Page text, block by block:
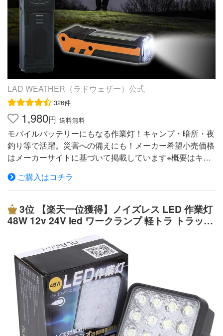
が可能です！ ●農業機械、建設機械、船舶、トラック荷台
等の作業時の備えに、交通整理に、事故救援に、工事現場
に、 倉庫照明にさまざまな場面で活躍できます！
お客様負担となりますのでご了承ください。 注意事項 ・
DC電源を使用しないでください。 ・完全防水ではありま
せん。台風などの強い風雨で使用すると、浸水するおそれ
があります。ご注意ください。 ・光源を直視しないでく
ださい。目を痛める場合があります。 ・LEDドライバー
ユニットが後部に納められていますが、固定されていない
為振るとカタカタと音がする場合ありますので ご了承願
います。（不良ではありません） ・商品は、モニターに
よって色合いが異なって見える場合があります。 ・仕
様・デザインは改良のため予告なく変更することがありま
す。 配送について 送料 無料 ※北海道・沖縄・離島等、一
部地域は別途中途料がかかります。 備考 ・あす楽の対象
エリアはこちらへ →【対象エリア】 ・配達地域や交通事
情等により、希望配達日時にお届けできない場合がござい
ます。あらかじめご了承ください。 ▼検索ワード LED投
光器 LED 投光器 投光機 ワークライト LEDチップ LED投
倉庫 船舶 トラック 荷台 防犯灯 駐車場灯 アウトドア ナイ
ター 多用途 省エネ 防水 10W 20W 30W 50W 75W 100W 1
50W 200W 300W 400W 敬老の日 母の日 父の日 ギフト 誕
生日 プレゼント 父の日ギフト 誕生日プレゼント 結婚祝い
福袋 メンズ レディース 男性 女性 あす楽 人気 おすすめ 送
料無料 WEIMALL GARAGECOLLECTION
LAD WEATHER（ラドウェザー）公式
326件
1,980円 送料無料
モバイルバッテリーにもなる作業灯！キャンプ・暗所・夜
釣り等で活躍。災害への備えにも！メーカー希望小売価格
はメーカーサイトに基づいて掲載しています※概要はキャ
超発光 400ルーメン LEDワークライト LAD WEATHERア
ウトドアブランドのラドウェザーから、マルチに使えるL
EDライトが誕生した。乾電池が不要の充電式なので、繰
り返し使えて経済的。更にモバイルバッテリーとしても機
能するので、スマートフォンへの充電も可能。停電時や野
外など、電源が確保できない時には安心の機能だ。充電残
量も一目でわかるので、使用中に突然充電が無くなる心配
は無い。肝心のライトは懐中電灯の様にスポットで照らす
LEDトップライト、作業灯やデスクライトの様に周囲を広
くを照らす側面COBライト、2種類の点灯方法を使用でき
るので、1台で幅広いシーンに使用できる。マグネットや
フックも付いているので、手持ち以外でも使える。電気の
無いガレージやレンタル倉庫での作業ではシャッターや
ご購入はコチラ
3位
【楽天一位獲得】ノイズレス LED 作業灯
48W 12v 24V led ワークランプ 軽トラ トラック